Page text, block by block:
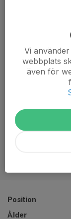
Position
Ålder
Vi
webbplats
även för